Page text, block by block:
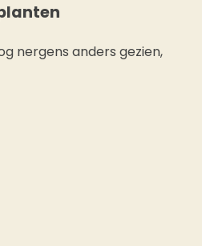
nergens anders gezien,